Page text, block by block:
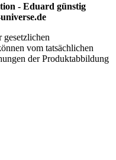
- Eduard günstig
gesetzlichen
vom tatsächlichen
der Produktabbildung